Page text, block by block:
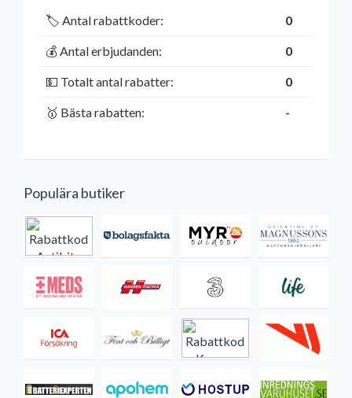
🏷️ Antal rabattkoder: 0
💰 Antal erbjudanden: 0
💵 Totalt antal rabatter: 0
🥇 Bästa rabatten: -
Populära butiker